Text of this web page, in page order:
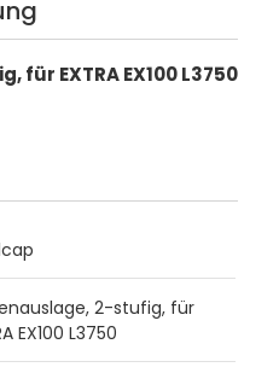
EXTRA EX100 L3750
2-stufig, für
EX100 L3750